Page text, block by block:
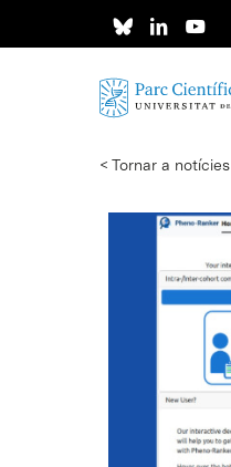
< Tornar a notícies